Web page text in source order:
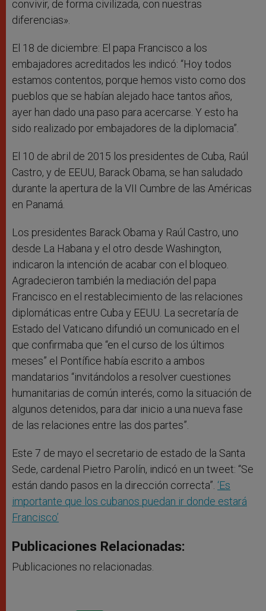
convivir, de forma civilizada, con nuestras
diferencias».
El 18 de diciembre: El papa Francisco a los
embajadores acreditados les indicó: “Hoy todos
estamos contentos, porque hemos visto como dos
pueblos que se habían alejado hace tantos años,
ayer han dado una paso para acercarse. Y esto ha
sido realizado por embajadores de la diplomacia”.
El 10 de abril de 2015 los presidentes de Cuba, Raúl
Castro, y de EEUU, Barack Obama, se han saludado
durante la apertura de la VII Cumbre de las Américas
en Panamá.
Los presidentes Barack Obama y Raúl Castro, uno
desde La Habana y el otro desde Washington,
indicaron la intención de acabar con el bloqueo.
Agradecieron también la mediación del papa
Francisco en el restablecimiento de las relaciones
diplomáticas entre Cuba y EEUU. La secretaría de
Estado del Vaticano difundió un comunicado en el
que confirmaba que “en el curso de los últimos
meses” el Pontífice había escrito a ambos
mandatarios “invitándolos a resolver cuestiones
humanitarias de común interés, como la situación de
algunos detenidos, para dar inicio a una nueva fase
de las relaciones entre las dos partes”.
Este 7 de mayo el secretario de estado de la Santa
Sede, cardenal Pietro Parolín, indicó en un tweet: “Se
están dando pasos en la dirección correcta”. ‘Es
importante que los cubanos puedan ir donde estará
Francisco’
Publicaciones Relacionadas:
Publicaciones no relacionadas.